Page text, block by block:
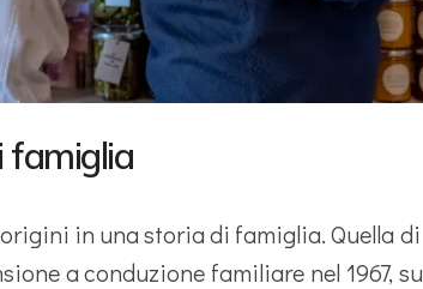
famiglia
in una storia di famiglia. Quella
a conduzione familiare nel 1967,